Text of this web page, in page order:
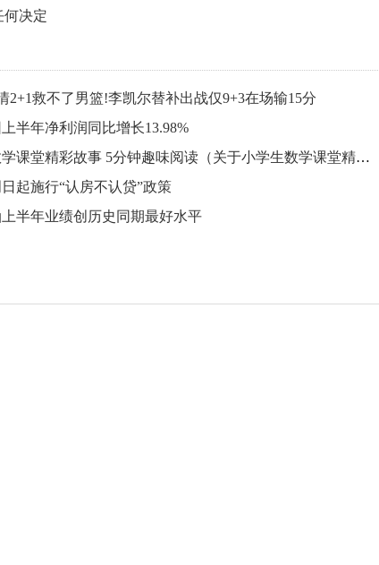
何决定
2+1救不了男篮!李凯尔替补出战仅9+3在场输15分
半年净利润同比增长13.98%
小学生数学课堂精彩故事 5分钟趣味阅读（关于小学生数学课堂精彩故事 5分钟趣味阅读介绍）
起施行“认房不认贷”政策
半年业绩创历史同期最好水平